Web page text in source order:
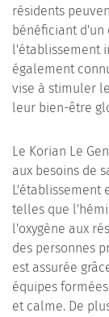
résidents
bénéficiant d'un
l'établissement
également
vise à stimuler
leur bien-être
Le Korian Le
aux besoins de
L'établissement
telles que
l'oxygène aux
des personnes
est assurée
équipes
et calme. De